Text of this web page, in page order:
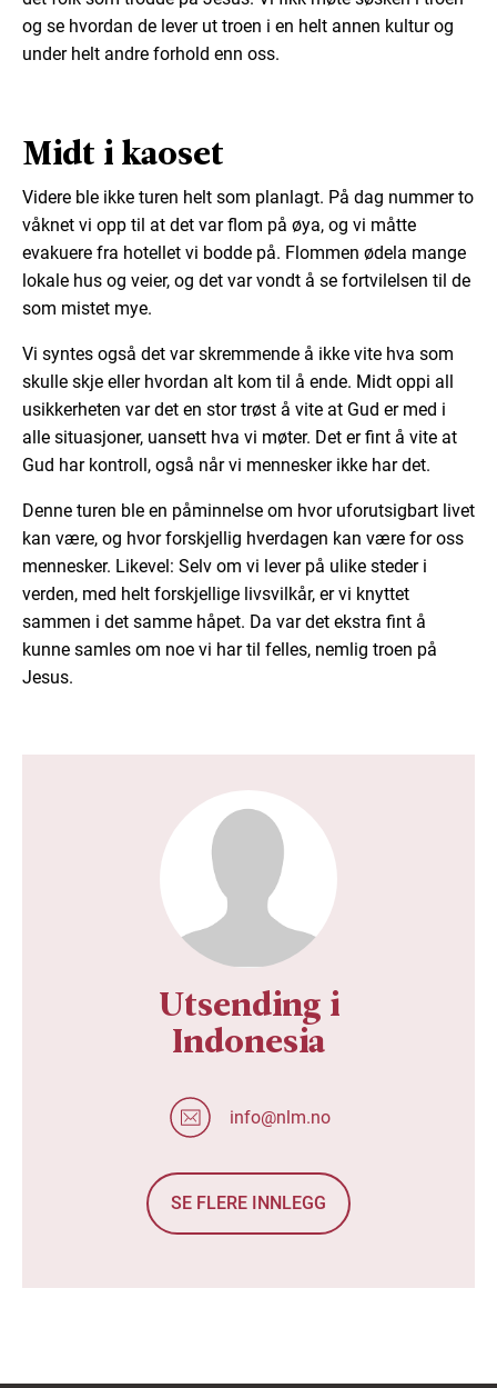
og se hvordan de lever ut troen i en helt annen kultur og
under helt andre forhold enn oss.
Midt i kaoset
Videre ble ikke turen helt som planlagt. På dag nummer to
våknet vi opp til at det var flom på øya, og vi måtte
evakuere fra hotellet vi bodde på. Flommen ødela mange
lokale hus og veier, og det var vondt å se fortvilelsen til de
som mistet mye.
Vi syntes også det var skremmende å ikke vite hva som
skulle skje eller hvordan alt kom til å ende. Midt oppi all
usikkerheten var det en stor trøst å vite at Gud er med i
alle situasjoner, uansett hva vi møter. Det er fint å vite at
Gud har kontroll, også når vi mennesker ikke har det.
Denne turen ble en påminnelse om hvor uforutsigbart livet
kan være, og hvor forskjellig hverdagen kan være for oss
mennesker. Likevel: Selv om vi lever på ulike steder i
verden, med helt forskjellige livsvilkår, er vi knyttet
sammen i det samme håpet. Da var det ekstra fint å
kunne samles om noe vi har til felles, nemlig troen på
Jesus.
Utsending i
Indonesia
info@nlm.no
SE FLERE INNLEGG